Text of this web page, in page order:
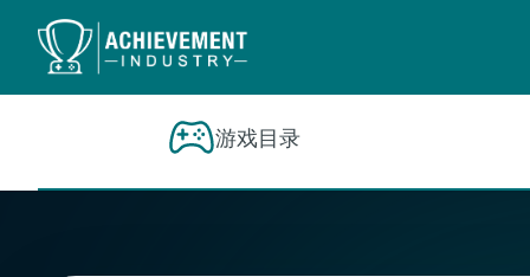
跳转到内容
游戏目录